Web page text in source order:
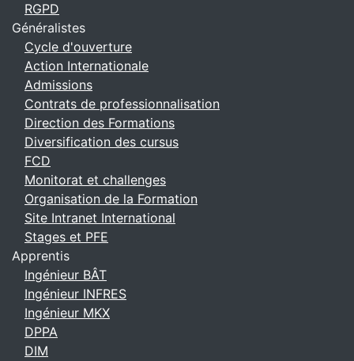
RGPD
Généralistes
Cycle d'ouverture
Action Internationale
Admissions
Contrats de professionnalisation
Direction des Formations
Diversification des cursus
FCD
Monitorat et challenges
Organisation de la Formation
Site Intranet International
Stages et PFE
Apprentis
Ingénieur BÂT
Ingénieur INFRES
Ingénieur MKX
DPPA
DIM